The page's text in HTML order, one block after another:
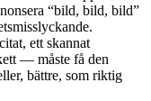
“bild, bild, bild”
ett skannat
— måste få den
bättre, som riktig